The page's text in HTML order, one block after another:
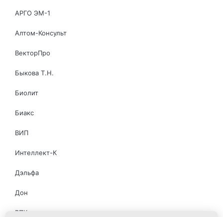
АРГО ЭМ-1
Алтом-Консульт
ВекторПро
Быкова Т.Н.
Биолит
Биакс
ВИП
Интеллект-К
Дэльфа
Дон
ВПК